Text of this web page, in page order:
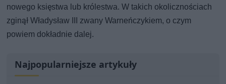
nowego księstwa lub królestwa. W takich okolicznościach
zginął Władysław III zwany Warneńczykiem, o czym
powiem dokładnie dalej.
Najpopularniejsze artykuły